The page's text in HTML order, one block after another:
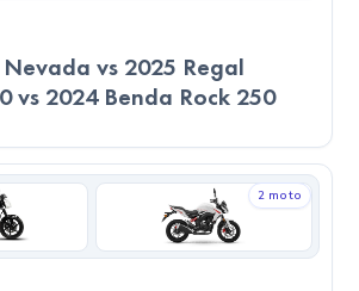
vs 2025 Regal
vs 2024 Benda Rock 250
2 moto